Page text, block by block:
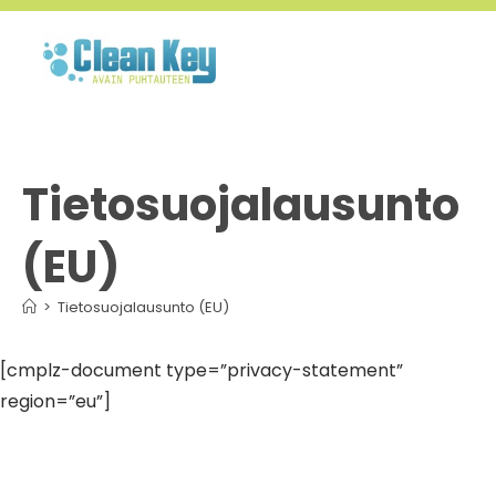
Tietosuojalausunto
(EU)
> Tietosuojalausunto (EU)
[cmplz-document type=”privacy-statement”
region=”eu”]